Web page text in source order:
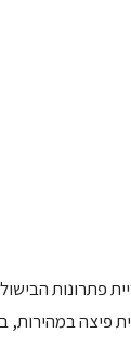
פתרונות
פיצה